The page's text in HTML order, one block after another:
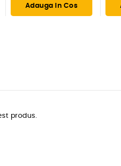
Adauga In Cos
produs.